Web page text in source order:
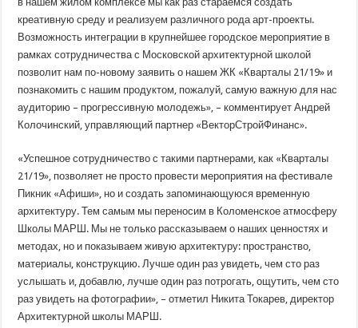
креативную среду и реализуем различного рода арт-проекты.
Возможность интеграции в крупнейшее городское мероприятие в
рамках сотрудничества с Московской архитектурной школой
позволит нам по-новому заявить о нашем ЖК «Кварталы 21/19» и
познакомить с нашим продуктом, пожалуй, самую важную для нас
аудиторию – прогрессивную молодежь», – комментирует Андрей
Колочинский, управляющий партнер «ВекторСтройФинанс».
«Успешное сотрудничество с такими партнерами, как «Кварталы
21/19», позволяет не просто провести мероприятия на фестивале
Пикник «Афиши», но и создать запоминающуюся временную
архитектуру. Тем самым мы переносим в Коломенское атмосферу
Школы МАРШ. Мы не только рассказываем о наших ценностях и
методах, но и показываем живую архитектуру: пространство,
материалы, конструкцию. Лучше один раз увидеть, чем сто раз
услышать и, добавлю, лучше один раз потрогать, ощутить, чем сто
раз увидеть на фотографии», – отметил Никита Токарев, директор
Архитектурной школы МАРШ.